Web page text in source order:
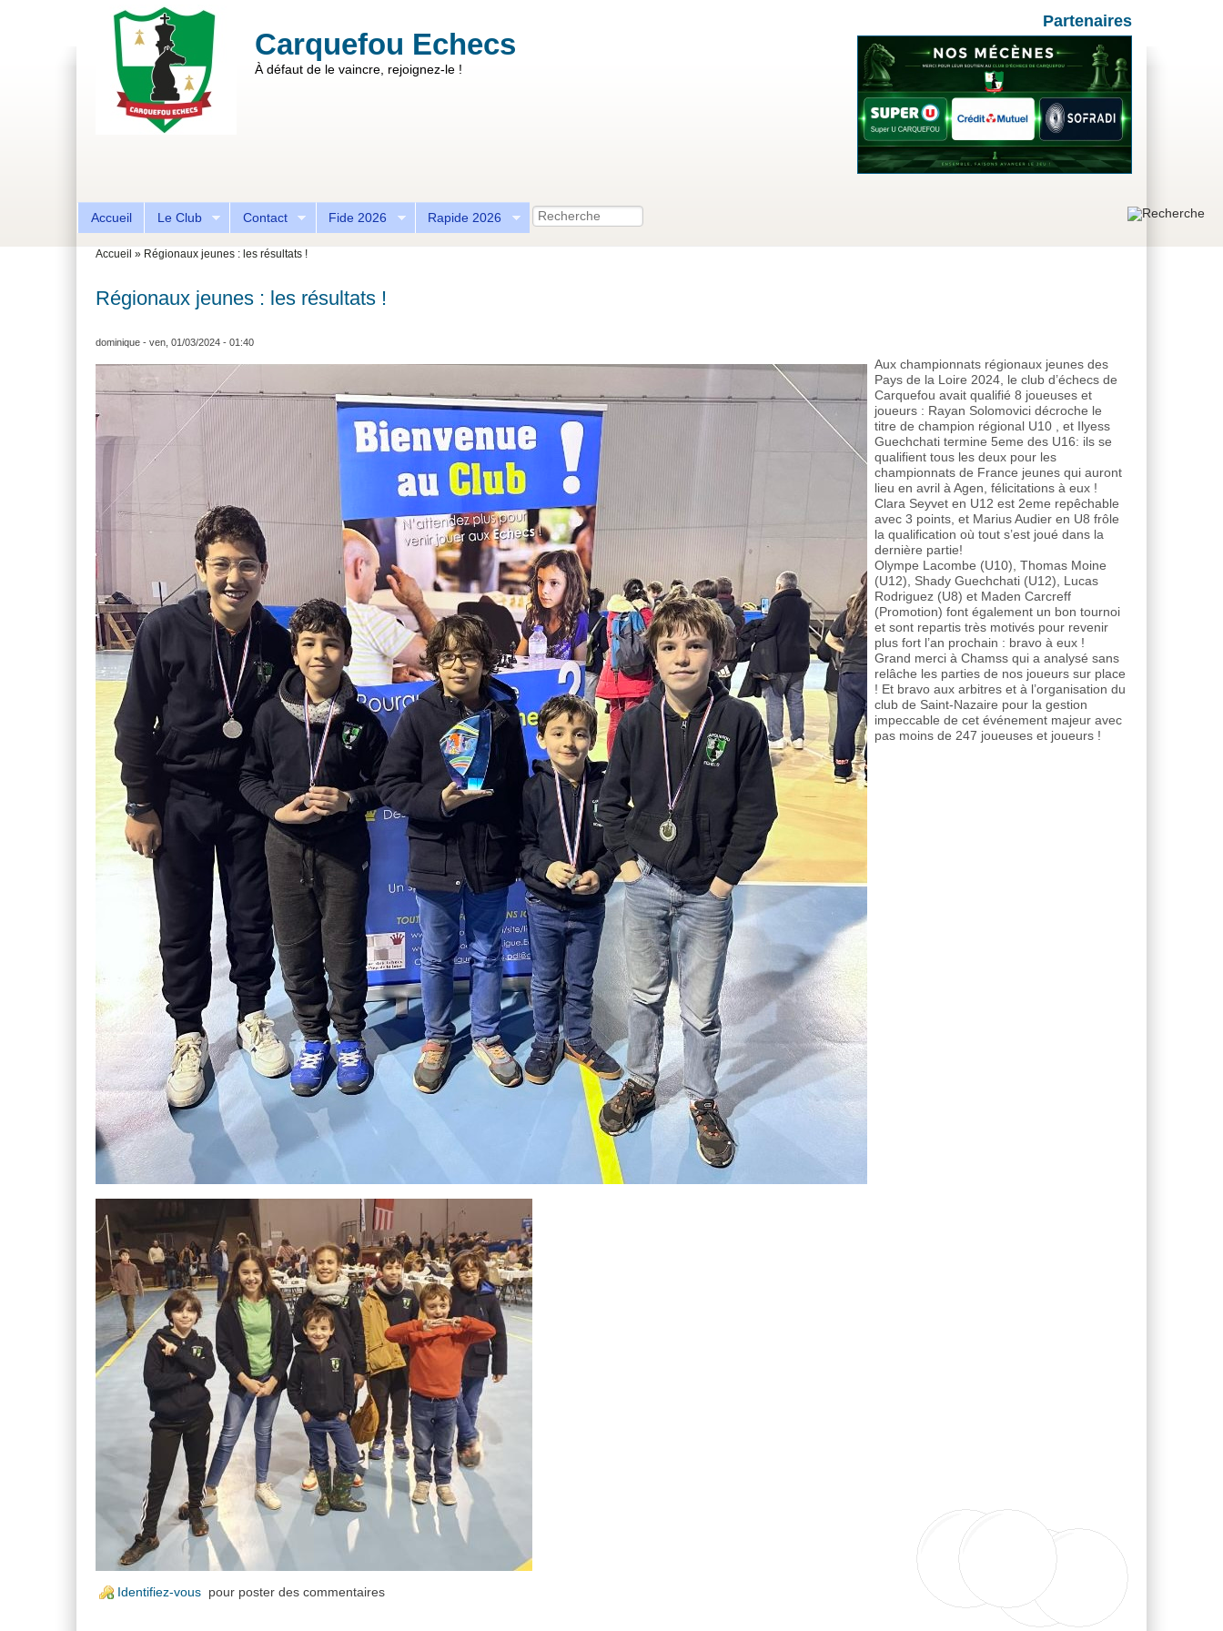
Aller au contenu principal
Partenaires
Carquefou Echecs
À défaut de le vaincre, rejoignez-le !
Accueil Le Club Contact Fide 2026 Rapide 2026
Formulaire de recherche Recherche
Vous êtes ici
Accueil » Régionaux jeunes : les résultats !
Régionaux jeunes : les résultats !
dominique - ven, 01/03/2024 - 01:40
Aux championnats régionaux jeunes des
Pays de la Loire 2024, le club d’échecs de
Carquefou avait qualifié 8 joueuses et
joueurs : Rayan Solomovici décroche le
titre de champion régional U10 , et Ilyess
Guechchati termine 5eme des U16: ils se
qualifient tous les deux pour les
championnats de France jeunes qui auront
lieu en avril à Agen, félicitations à eux !
Clara Seyvet en U12 est 2eme repêchable
avec 3 points, et Marius Audier en U8 frôle
la qualification où tout s’est joué dans la
dernière partie!
Olympe Lacombe (U10), Thomas Moine
(U12), Shady Guechchati (U12), Lucas
Rodriguez (U8) et Maden Carcreff
(Promotion) font également un bon tournoi
et sont repartis très motivés pour revenir
plus fort l’an prochain : bravo à eux !
Grand merci à Chamss qui a analysé sans
relâche les parties de nos joueurs sur place
! Et bravo aux arbitres et à l’organisation du
club de Saint-Nazaire pour la gestion
impeccable de cet événement majeur avec
pas moins de 247 joueuses et joueurs !
Identifiez-vous pour poster des commentaires